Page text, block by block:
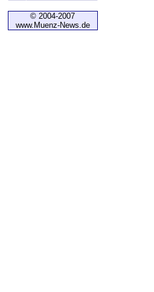
© 2004-2007
www.Muenz-News.de